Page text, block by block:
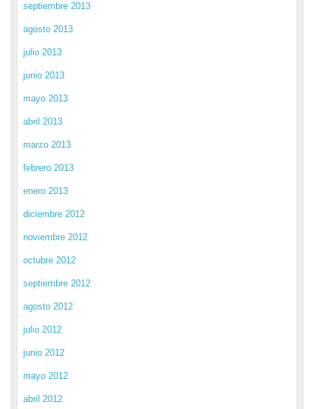
septiembre 2013
agosto 2013
julio 2013
junio 2013
mayo 2013
abril 2013
marzo 2013
febrero 2013
enero 2013
diciembre 2012
noviembre 2012
octubre 2012
septiembre 2012
agosto 2012
julio 2012
junio 2012
mayo 2012
abril 2012